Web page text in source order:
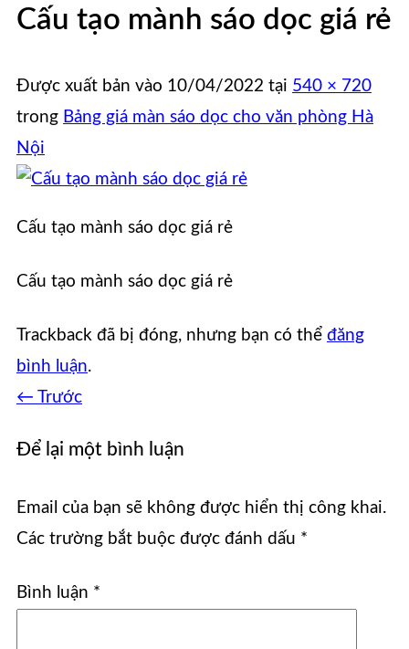
Cấu tạo mành sáo dọc giá rẻ
Được xuất bản vào 10/04/2022 tại 540 × 720
trong Bảng giá màn sáo dọc cho văn phòng Hà
Nội
Cấu tạo mành sáo dọc giá rẻ
Cấu tạo mành sáo dọc giá rẻ
Trackback đã bị đóng, nhưng bạn có thể đăng
bình luận.
← Trước
Để lại một bình luận
Email của bạn sẽ không được hiển thị công khai.
Các trường bắt buộc được đánh dấu *
Bình luận *